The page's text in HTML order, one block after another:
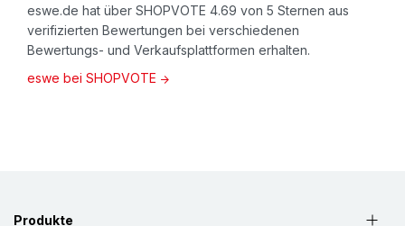
eswe.de hat über SHOPVOTE 4.69 von 5 Sternen aus
verifizierten Bewertungen bei verschiedenen
Bewertungs- und Verkaufsplattformen erhalten.
eswe bei SHOPVOTE
Produkte